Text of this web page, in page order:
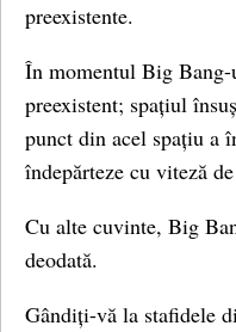
preexistente.
În momentul Big
preexistent; spațiul
punct din acel spațiu a
îndepărteze cu viteză
Cu alte cuvinte, Big
deodată.
Gândiți-vă la stafidele